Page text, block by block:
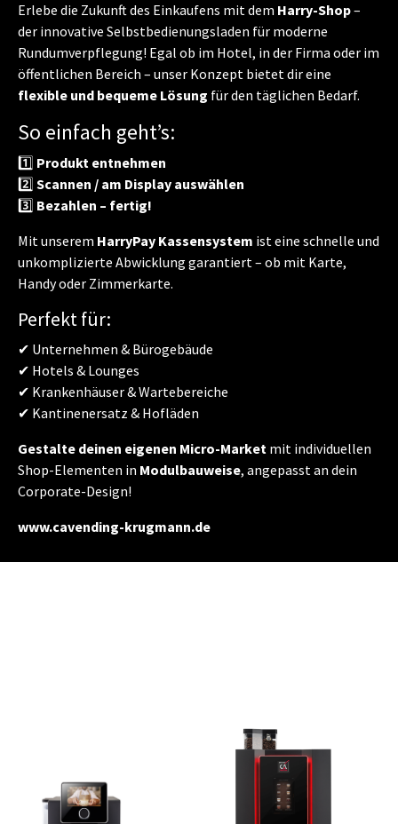
Erlebe die Zukunft des Einkaufens mit dem Harry-Shop–
der innovative Selbstbedienungsladen für moderne
Rundumverpflegung! Egal ob im Hotel, in der Firma oder im
öffentlichen Bereich – unser Konzept bietet dir eine
flexible und bequeme Lösung für den täglichen Bedarf.
So einfach geht’s:
1️⃣ Produkt entnehmen
2️⃣ Scannen / am Display auswählen
3️⃣ Bezahlen – fertig!
Mit unserem HarryPay Kassensystem ist eine schnelle und
unkomplizierte Abwicklung garantiert – ob mit Karte,
Handy oder Zimmerkarte.
Perfekt für:
✔ Unternehmen & Bürogebäude
✔ Hotels & Lounges
✔ Krankenhäuser & Wartebereiche
✔ Kantinenersatz & Hofläden
Gestalte deinen eigenen Micro-Market mit individuellen
Shop-Elementen in Modulbauweise, angepasst an dein
Corporate-Design!
www.cavending-krugmann.de